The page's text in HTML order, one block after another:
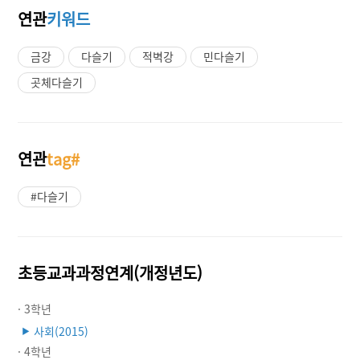
연관키워드
금강 다슬기 적벽강
민다슬기
곳체다슬기
연관tag#
#다슬기
초등교과과정연계(개정년도)
· 3학년
▶ 사회(2015)
· 4학년